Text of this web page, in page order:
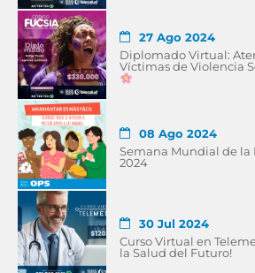
27 Ago 2024
Diplomado Virtual:
Víctimas de Violencia
08 Ago 2024
Semana Mundial de la
2024
30 Jul 2024
Curso Virtual en
la Salud del Futuro!